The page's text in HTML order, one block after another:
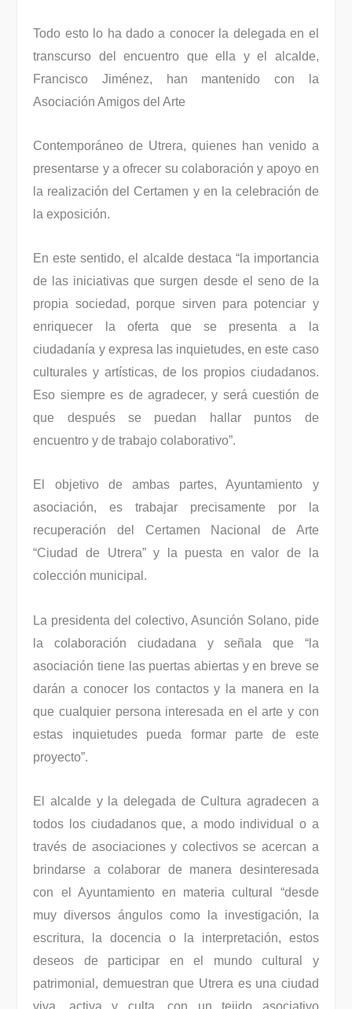
Todo esto lo ha dado a conocer la delegada en el
transcurso del encuentro que ella y el alcalde,
Francisco Jiménez, han mantenido con la
Asociación Amigos del Arte
Contemporáneo de Utrera, quienes han venido a
presentarse y a ofrecer su colaboración y apoyo en
la realización del Certamen y en la celebración de
la exposición.
En este sentido, el alcalde destaca “la importancia
de las iniciativas que surgen desde el seno de la
propia sociedad, porque sirven para potenciar y
enriquecer la oferta que se presenta a la
ciudadanía y expresa las inquietudes, en este caso
culturales y artísticas, de los propios ciudadanos.
Eso siempre es de agradecer, y será cuestión de
que después se puedan hallar puntos de
encuentro y de trabajo colaborativo”.
El objetivo de ambas partes, Ayuntamiento y
asociación, es trabajar precisamente por la
recuperación del Certamen Nacional de Arte
“Ciudad de Utrera” y la puesta en valor de la
colección municipal.
La presidenta del colectivo, Asunción Solano, pide
la colaboración ciudadana y señala que “la
asociación tiene las puertas abiertas y en breve se
darán a conocer los contactos y la manera en la
que cualquier persona interesada en el arte y con
estas inquietudes pueda formar parte de este
proyecto”.
El alcalde y la delegada de Cultura agradecen a
todos los ciudadanos que, a modo individual o a
través de asociaciones y colectivos se acercan a
brindarse a colaborar de manera desinteresada
con el Ayuntamiento en materia cultural “desde
muy diversos ángulos como la investigación, la
escritura, la docencia o la interpretación, estos
deseos de participar en el mundo cultural y
patrimonial, demuestran que Utrera es una ciudad
viva, activa y culta, con un tejido asociativo